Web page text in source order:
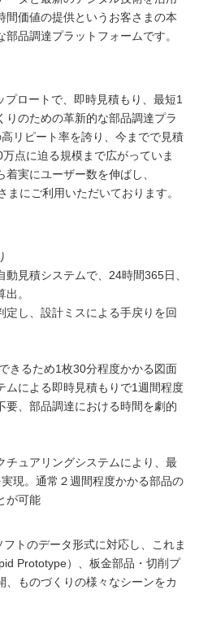
間価値の提供というお客さまの本
品調達プラットフォームです。
ロートで、即時見積もり、最短1
りのための革新的な部品調達プラ
リピート率を誇り、今までで見積
点に迫る規模まで広がっていま
実にユーザー数を伸ばし、
にご利用いただいております。
動見積システムで、24時間365日、
。
し、設計ミスによる手戻りを回
きるため1枚30分程度かかる図面
ムによる即時見積もりで1週間程度
要、部品調達における時間を劇的
チュアリングシステムにより、最
現。通常２週間程度かかる部品の
が可能
トのデータ形式に対応し、これま
Prototype）、板金部品・切削プ
、ものづくりの様々なシーンをカ